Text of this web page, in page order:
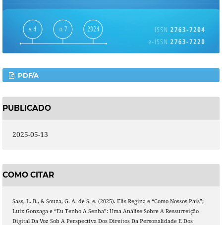
PDF/A
PUBLICADO
2025-05-13
COMO CITAR
Sass, L. B., & Souza, G. A. de S. e. (2025). Elis Regina e “Como Nossos Pais”;
Luiz Gonzaga e “Eu Tenho A Senha”: Uma Análise Sobre A Ressurreição
Digital Da Voz Sob A Perspectiva Dos Direitos Da Personalidade E Dos